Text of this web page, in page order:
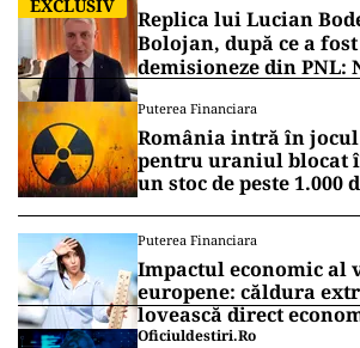
EXCLUSIV
Replica lui Lucian
Bolojan, după ce a
demisioneze din PNL:
membri
Puterea Financiara
România intră în
pentru uraniul blocat
un stoc de peste 1.000
Puterea Financiara
Impactul economic
europene: căldura
lovească direct
Oficiuldestiri.ro